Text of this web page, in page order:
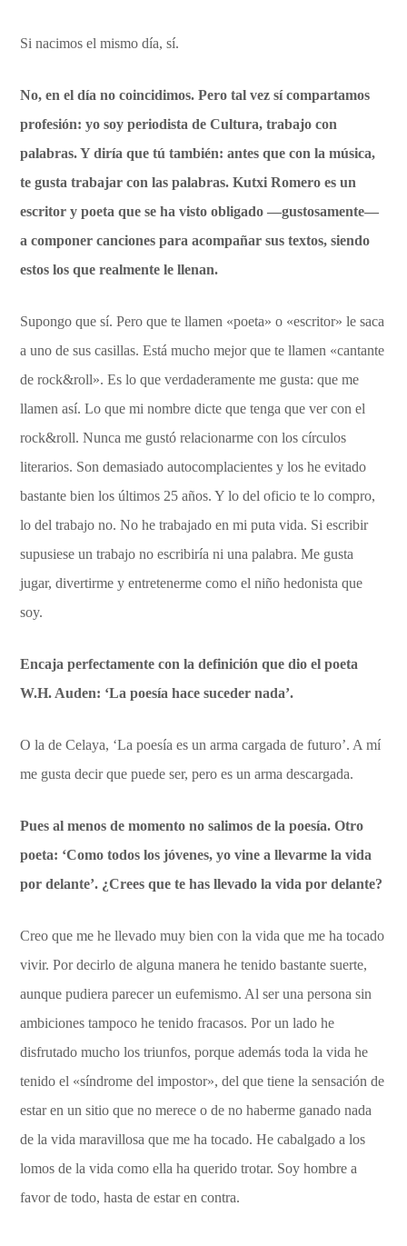
Si nacimos el mismo día, sí.
No, en el día no coincidimos. Pero tal vez sí compartamos
profesión: yo soy periodista de Cultura, trabajo con
palabras. Y diría que tú también: antes que con la música,
te gusta trabajar con las palabras. Kutxi Romero es un
escritor y poeta que se ha visto obligado —gustosamente—
a componer canciones para acompañar sus textos, siendo
estos los que realmente le llenan.
Supongo que sí. Pero que te llamen «poeta» o «escritor» le saca
a uno de sus casillas. Está mucho mejor que te llamen «cantante
de rock&roll». Es lo que verdaderamente me gusta: que me
llamen así. Lo que mi nombre dicte que tenga que ver con el
rock&roll. Nunca me gustó relacionarme con los círculos
literarios. Son demasiado autocomplacientes y los he evitado
bastante bien los últimos 25 años. Y lo del oficio te lo compro,
lo del trabajo no. No he trabajado en mi puta vida. Si escribir
supusiese un trabajo no escribiría ni una palabra. Me gusta
jugar, divertirme y entretenerme como el niño hedonista que
soy.
Encaja perfectamente con la definición que dio el poeta
W.H. Auden: ‘La poesía hace suceder nada’.
O la de Celaya, ‘La poesía es un arma cargada de futuro’. A mí
me gusta decir que puede ser, pero es un arma descargada.
Pues al menos de momento no salimos de la poesía. Otro
poeta: ‘Como todos los jóvenes, yo vine a llevarme la vida
por delante’. ¿Crees que te has llevado la vida por delante?
Creo que me he llevado muy bien con la vida que me ha tocado
vivir. Por decirlo de alguna manera he tenido bastante suerte,
aunque pudiera parecer un eufemismo. Al ser una persona sin
ambiciones tampoco he tenido fracasos. Por un lado he
disfrutado mucho los triunfos, porque además toda la vida he
tenido el «síndrome del impostor», del que tiene la sensación de
estar en un sitio que no merece o de no haberme ganado nada
de la vida maravillosa que me ha tocado. He cabalgado a los
lomos de la vida como ella ha querido trotar. Soy hombre a
favor de todo, hasta de estar en contra.